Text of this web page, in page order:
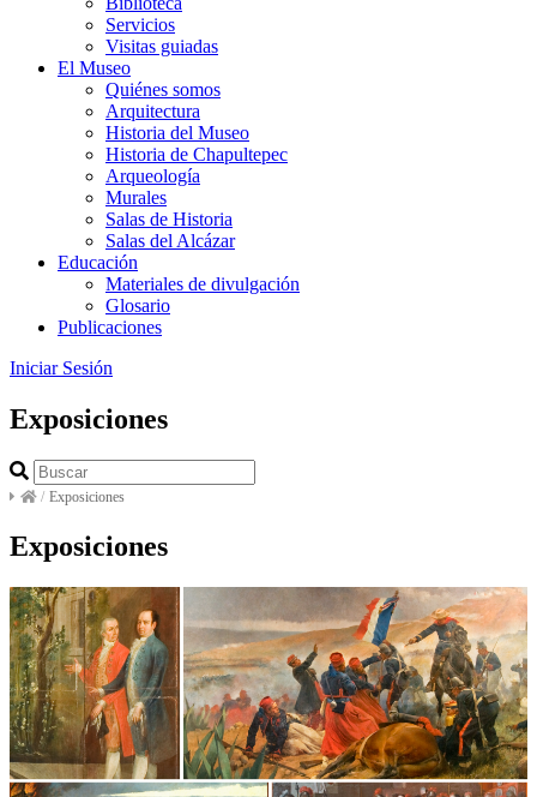
Servicios
Visitas guiadas
El Museo
Quiénes somos
Arquitectura
Historia del Museo
Historia de Chapultepec
Arqueología
Murales
Salas de Historia
Salas del Alcázar
Educación
Materiales de divulgación
Glosario
Publicaciones
Iniciar Sesión
Exposiciones
/ Exposiciones
Exposiciones